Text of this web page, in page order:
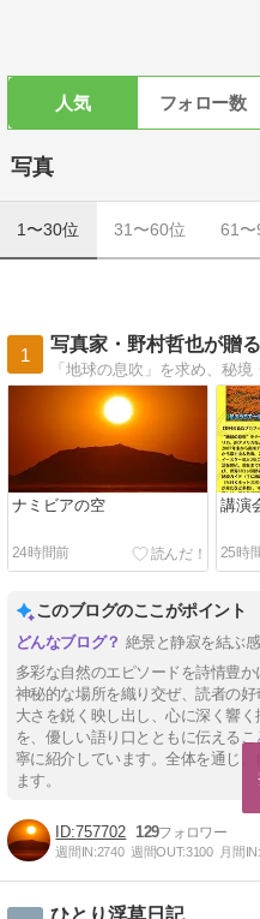
人気 フォロー数
写真
1〜30位 31〜60位 61〜
1
写真家・野村哲也が贈
ナミビアの空
24時間前
講演
25時
このブログのここがポイント
絶景と静寂を結ぶ
多彩な自然のエピソードを詩情豊
神秘的な場所を織り交ぜ、読者の
大さを鋭く映し出し、心に深く響
を、優しい語り口とともに伝える
寧に紹介しています。全体を通じ、
ます。
757702 129
週間IN:2740 週間OUT:3100 月間IN: